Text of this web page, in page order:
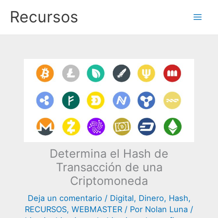
contenido
Recursos
Determina el Hash de
Transacción de una
Criptomoneda
Deja un comentario / Digital, Dinero, Hash,
RECURSOS, WEBMASTER / Por Nolan Luna /